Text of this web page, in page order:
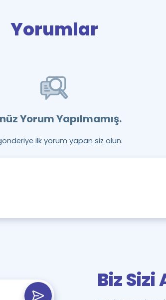
Yorumlar
Yorum Yapılmamış.
ilk yorum yapan siz olun.
Biz Sizi